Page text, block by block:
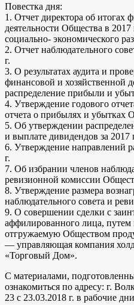
Повестка дня:
1. Отчет директора об итогах
деятельности Общества в
социально- экономического
2. Отчет наблюдательного
г.
3. О результатах аудита и
финансовой и хозяйственной
распределение прибыли и
4. Утверждение годового
отчета о прибылях и убытках
5. Об утверждении
и выплате дивидендов за 2017
6. Утверждение направлений
г.
7. Об избрании членов
ревизионной комиссии
8. Утверждение размера
наблюдательного совета и
9. О совершении сделки с
аффилированного лица, путем
отгружаемую Обществом
— управляющая компания
«Торговый Дом».
С материалами,
ознакомиться по адресу: г.
23 с 23.03.2018 г. в рабочие